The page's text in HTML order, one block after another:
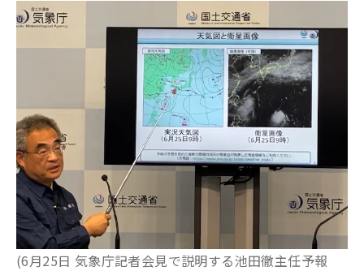
(6月25日 気象庁記者会見で説明する池田徹主任予報